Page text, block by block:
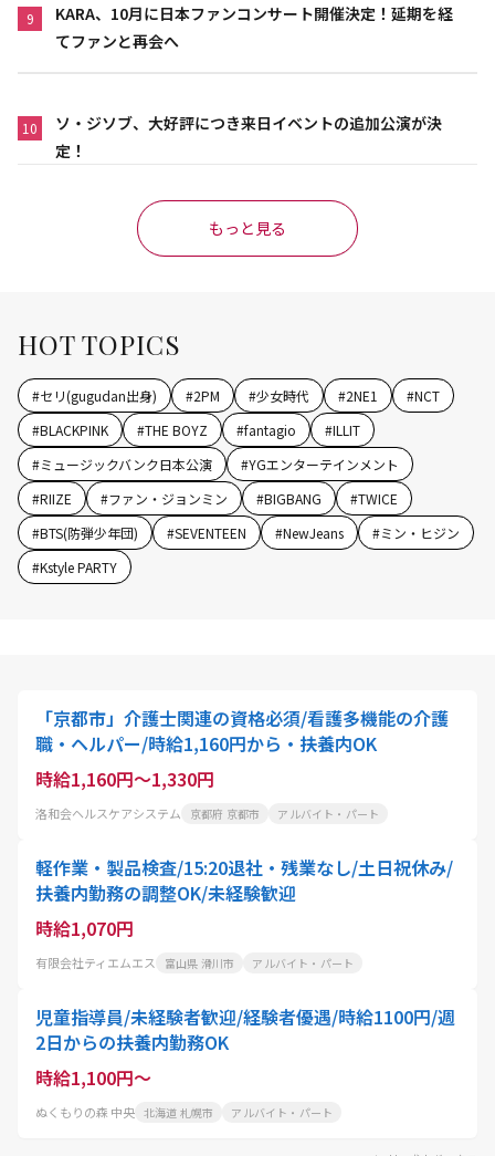
9
KARA、10月に日本ファンコンサート開催決定！延期を経
てファンと再会へ
10
ソ・ジソブ、大好評につき来日イベントの追加公演が決
定！
もっと見る
HOT TOPICS
#セリ(gugudan出身) #2PM #少女時代 #2NE1 #NCT
#BLACKPINK #THE BOYZ #fantagio #ILLIT
#ミュージックバンク日本公演 #YGエンターテインメント
#RIIZE #ファン・ジョンミン #BIGBANG #TWICE
#BTS(防弾少年団) #SEVENTEEN #NewJeans #ミン・ヒジン
#Kstyle PARTY
「京都市」介護士関連の資格必須/看護多機能の介護
職・ヘルパー/時給1,160円から・扶養内OK
時給1,160円～1,330円
洛和会ヘルスケアシステム 京都府 京都市 アルバイト・パート
軽作業・製品検査/15:20退社・残業なし/土日祝休み/
扶養内勤務の調整OK/未経験歓迎
時給1,070円
有限会社ティエムエス 富山県 滑川市 アルバイト・パート
児童指導員/未経験者歓迎/経験者優遇/時給1100円/週
2日からの扶養内勤務OK
時給1,100円～
ぬくもりの森 中央 北海道 札幌市 アルバイト・パート